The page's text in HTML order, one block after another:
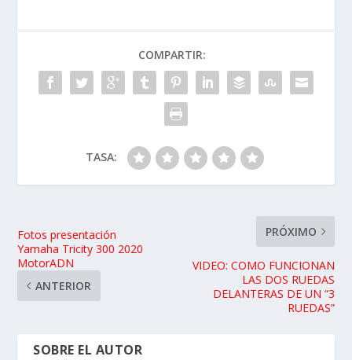
COMPARTIR:
TASA:
Fotos presentación
Yamaha Tricity 300 2020
MotorADN
ANTERIOR
PRÓXIMO
VIDEO: COMO FUNCIONAN
LAS DOS RUEDAS
DELANTERAS DE UN “3
RUEDAS”
SOBRE EL AUTOR